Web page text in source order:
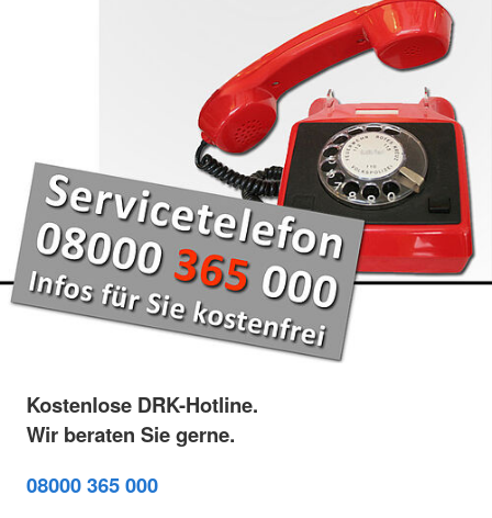
Kostenlose DRK-Hotline.
Wir beraten Sie gerne.
08000 365 000